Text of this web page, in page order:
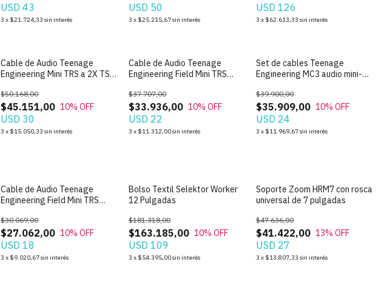
USD 43
3 x $21.724,33 sin interés
USD 50
3 x $25.215,67sin interés
USD 126
3 x $62.613,33 sin interés
SIN STOCK
Cable de Audio Teenage
Engineering Mini TRS a 2X TS
$45.151,00
$50.168,00
10% OFF
USD 30
3 x $15.050,33 sin interés
SIN STOCK
Cable de Audio Teenage
Engineering Field Mini TRS
$33.936,00
$37.707,00
10% OFF
USD 22
3 x $11.312,00sin interés
SIN STOCK
Set de cables Teenage
Engineering MC3 audio mini-
$35.909,00
$39.900,00
10% OFF
USD 24
3 x $11.969,67sin interés
SIN STOCK
Cable de Audio Teenage
Engineering Field Mini TRS
$27.062,00
$30.069,00
10% OFF
USD 18
3 x $9.020,67sin interés
SIN STOCK
Bolso Textil Selektor Worker
12 Pulgadas
$163.185,00
$181.318,00
10% OFF
USD 109
3 x $54.395,00sin interés
SIN STOCK
Soporte Zoom HRM7 con rosca
universal de 7 pulgadas
$41.422,00
$47.636,00
13% OFF
USD 27
3 x $13.807,33 sin interés